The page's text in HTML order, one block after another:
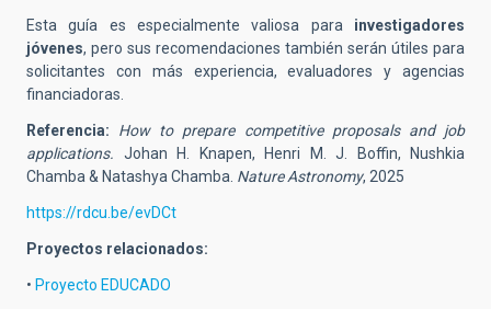
Esta guía es especialmente valiosa para investigadores
jóvenes, pero sus recomendaciones también serán útiles para
solicitantes con más experiencia, evaluadores y agencias
financiadoras.
Referencia: How to prepare competitive proposals and job
applications. Johan H. Knapen, Henri M. J. Boffin, Nushkia
Chamba & Natashya Chamba. Nature Astronomy, 2025
https://rdcu.be/evDCt
Proyectos relacionados:
• Proyecto EDUCADO